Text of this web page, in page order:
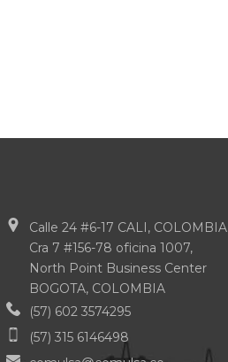
Calle 24 #6-17 CALI, COLOMBIA
Cra 7 #156-78 oficina 1007,
North Point Business Center
BOGOTA, COLOMBIA
(57) 602 3574295
(57) 315 6146498